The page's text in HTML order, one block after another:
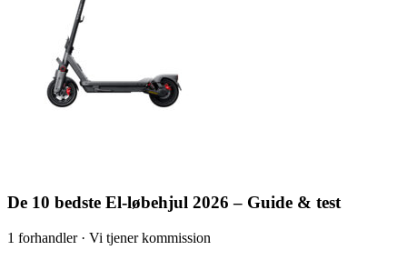
De 10 bedste El-løbehjul 2026 – Guide & test
1 forhandler · Vi tjener kommission